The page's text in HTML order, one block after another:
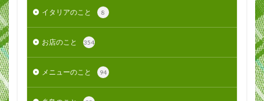
イタリアのこと 8
お店のこと 354
メニューのこと 94